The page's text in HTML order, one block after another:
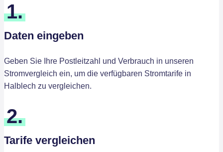
1.
Daten eingeben
Geben Sie Ihre Postleitzahl und Verbrauch in unseren
Stromvergleich ein, um die verfügbaren Stromtarife in
Halblech zu vergleichen.
2.
Tarife vergleichen